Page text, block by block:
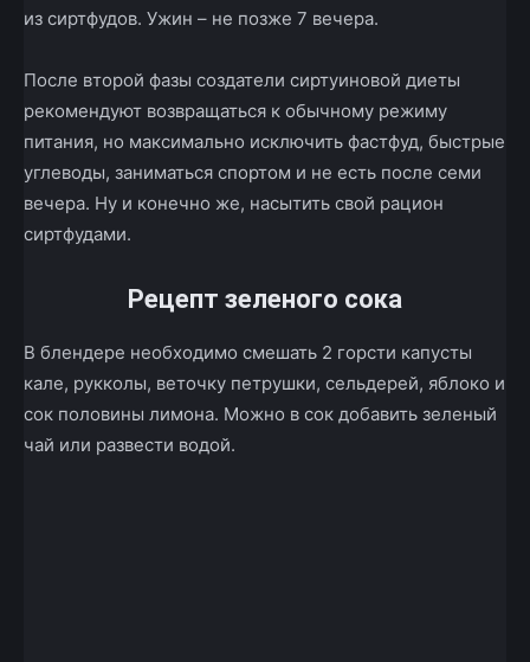
из сиртфудов. Ужин – не позже 7 вечера.
После второй фазы создатели сиртуиновой диеты
рекомендуют возвращаться к обычному режиму
питания, но максимально исключить фастфуд, быстрые
углеводы, заниматься спортом и не есть после семи
вечера. Ну и конечно же, насытить свой рацион
сиртфудами.
Рецепт зеленого сока
В блендере необходимо смешать 2 горсти капусты
кале, рукколы, веточку петрушки, сельдерей, яблоко и
сок половины лимона. Можно в сок добавить зеленый
чай или развести водой.